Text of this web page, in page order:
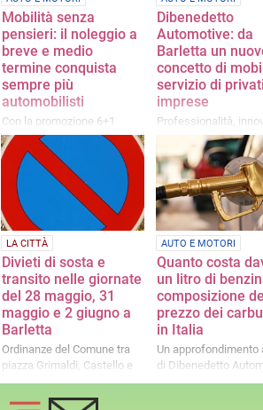
Mobilità senza
pensieri: il noleggio a
breve e medio
termine conquista
sempre più
automobilisti
Con la promozione 6+1
noleggi un'auto per 6 giorni e
il 7° giorno è gratuito
Dibenedetto
Automotive: da
Barletta un
concetto di
servizio di
imprese
Professionalità,
e assistenza
modello vincente di
Dibenedetto
LA CITTÀ
Divieti di sosta e
transito nelle giornate
del 28 maggio, 31
maggio e 2 giugno a
Barletta
Ordinanze del Comune tra
piazza Grimaldi, Castello e
quartiere Buon Pastore
AUTO E MOTORI
Quanto costa
un litro di
composizione del
prezzo dei
in Italia
Un approfondimento
di Dibenedetto